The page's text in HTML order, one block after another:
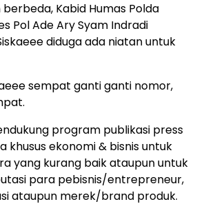
Kabid Humas Polda
Pol Ade Ary Syam Indradi
diduga ada niatan untuk
sempat ganti ganti nomor,
program publikasi press
khusus ekonomi & bisnis untuk
yang kurang baik ataupun untuk
para pebisnis/entrepreneur,
ataupun merek/brand produk.